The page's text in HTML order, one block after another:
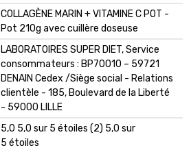
COLLAGÈNE MARIN + VITAMINE C POT -
Pot 210g avec cuillère doseuse
LABORATOIRES SUPER DIET, Service
consommateurs : BP70010 – 59721
DENAIN Cedex /Siège social - Relations
clientèle - 185, Boulevard de la Liberté
- 59000 LILLE
5,0 5,0 sur 5 étoiles (2) 5,0 sur
5 étoiles